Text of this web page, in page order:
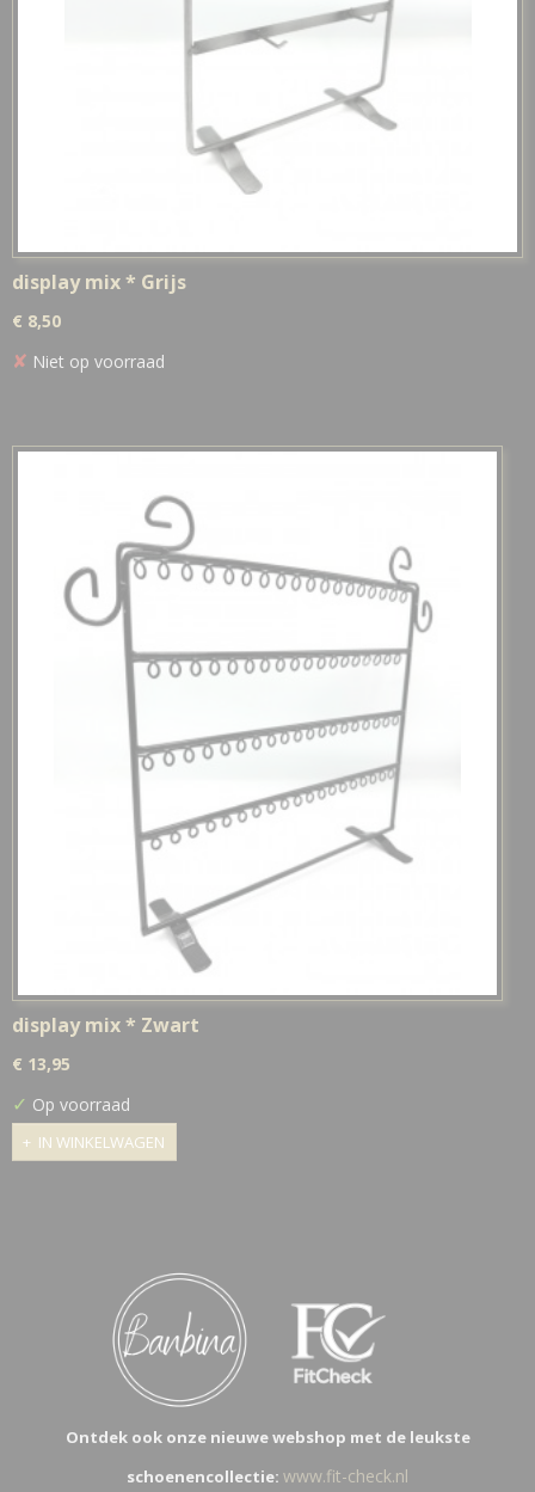
display mix * Grijs
€ 8,50
✘ Niet op voorraad
display mix * Zwart
€ 13,95
✓ Op voorraad
IN WINKELWAGEN
Ontdek ook onze nieuwe webshop met de leukste
schoenencollectie: www.fit-check.nl